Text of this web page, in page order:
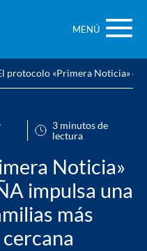
MENÚ
protocolo «Primera Noticia» de
3 minutos de
lectura
Noticia»
impulsa una
más